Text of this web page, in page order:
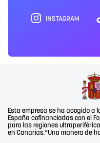
INSTAGRAM
Esta empresa se ha acogido a
España cofinanciadas con el
para las regiones
en Canarias.”Una manera de